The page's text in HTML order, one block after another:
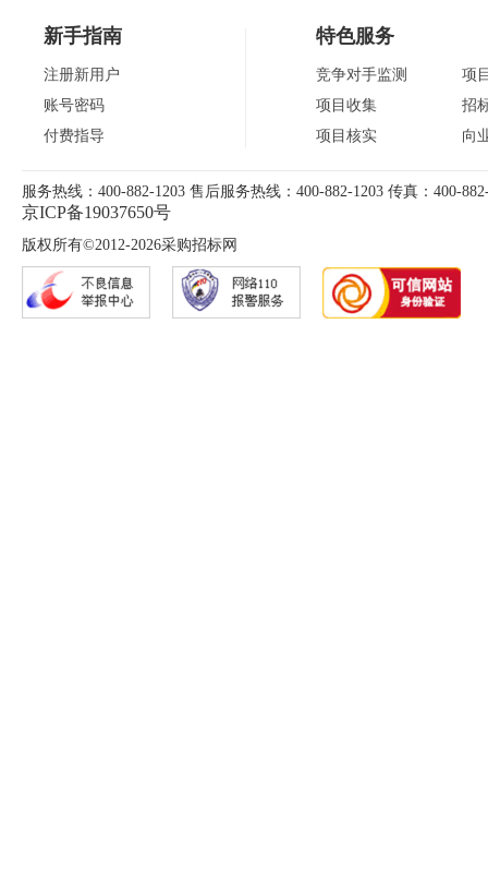
新手指南
注册新用户
账号密码
付费指导
特色服务
竞争对手监测
项目收集
项目核实
项
招
向
服务热线：400-882-1203 售后服务热线：400-882-1203 传真：400-
京ICP备19037650号
版权所有©2012-2026采购招标网